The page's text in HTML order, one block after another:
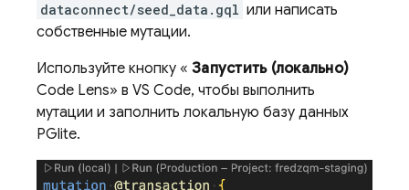
dataconnect/seed_data.gql или написать
собственные мутации.
Используйте кнопку « Запустить (локально)
Code Lens» в VS Code, чтобы выполнить
мутации и заполнить локальную базу данных
PGlite.